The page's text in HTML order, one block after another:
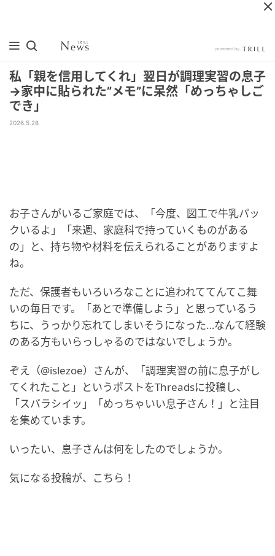
私「親を信用してくれ」翌日が調理実習の息子
→家中に貼られた”メモ”に呆然「めっちゃしご
でき」
2026.5.28
お子さんがいるご家庭では、「今度、図工で牛乳パッ
クいるよ」「来週、家庭科で持っていくものがある
の」と、持ち物や材料を伝えられることがありますよ
ね。
ただ、保護者もいろいろなことに追われててんてこ舞
いの毎日です。「あとで準備しよう」と思っているう
ちに、うっかり忘れてしまいそうになった…なんて経験
のある方もいらっしゃるのではないでしょうか。
ぞえ（@islezoe）さんが、「調理実習の前に息子がし
てくれたこと」というポストをThreadsに投稿し、
「スバラシイッ」「めっちゃいい息子さん！」と注目
を集めています。
いったい、息子さんは何をしたのでしょうか。
気になる投稿が、こちら！